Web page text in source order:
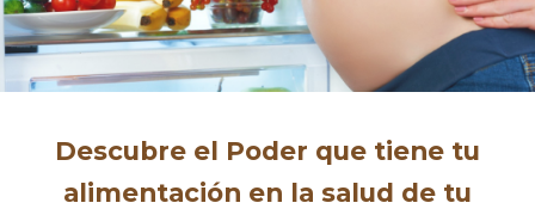
Descubre el Poder que tiene tu
alimentación en la salud de tu